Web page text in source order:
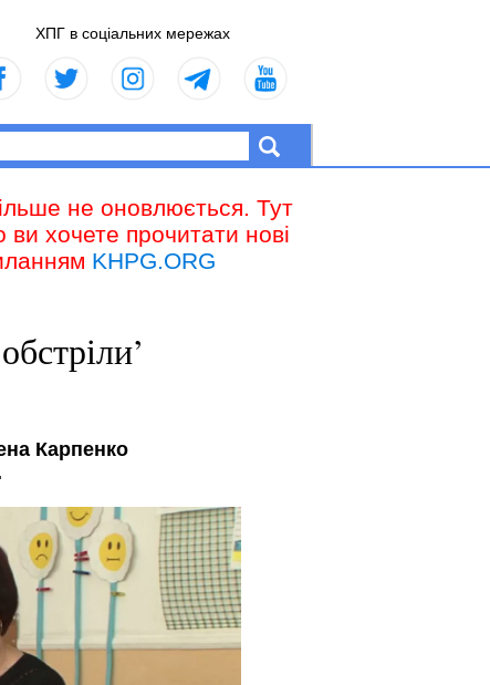
ХПГ в соціальних мережах
не оновлюється. Тут
ви хочете прочитати нові
KHPG.ORG
Карпенко